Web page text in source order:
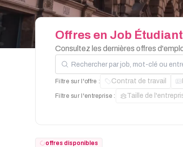
Offres en Job Étudiant
Consultez les dernières offres
Rechercher par job, mot-clé ou
Filtre sur l'offre : Contrat de travail
Filtre sur l'entreprise : Taille de
offres disponibles